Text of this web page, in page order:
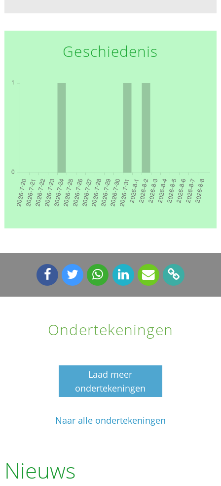
Geschiedenis
Ondertekeningen
Laad meer
ondertekeningen
Naar alle ondertekeningen
Nieuws